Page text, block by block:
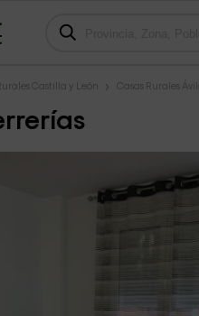
Castilla y León Casas Rurales